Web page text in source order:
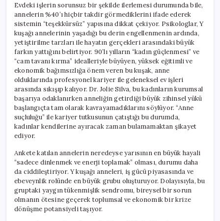
Evdeki işlerin sorunsuz bir şekilde ilerlemesi durumunda bile,
annelerin %40’ı hiçbir takdir görmediklerini ifade ederek
sistemin “teşekkürsüz” yapısına dikkat çekiyor. Psikologlar, Y
kuşağı annelerinin yaşadığı bu derin engellenmenin ardında,
yetiştirilme tarzları ile hayatın gerçekleri arasındaki büyük
farkın yattığını belirtiyor. 90’lı yılların “kadın güçlenmesi” ve
“cam tavanı kırma” idealleriyle büyüyen, yüksek eğitimli ve
ekonomik bağımsızlığa önem veren bu kuşak, anne
olduklarında profesyonel kariyer ile geleneksel ev işleri
arasında sıkışıp kalıyor. Dr. Jolie Silva, bu kadınların kurumsal
başarıya odaklanırken anneliğin getirdiği büyük zihinsel yükü
başlangıçta tam olarak kavrayamadıklarını söylüyor. “Anne
suçluluğu” ile kariyer tutkusunun çatıştığı bu durumda,
kadınlar kendilerine ayıracak zaman bulamamaktan şikayet
ediyor.
Ankete katılan annelerin neredeyse yarısının en büyük hayali
“sadece dinlenmek ve enerji toplamak” olması, durumu daha
da ciddileştiriyor. Y kuşağı anneleri, iş gücü piyasasında ve
ebeveynlik rolünde en büyük grubu oluşturuyor. Dolayısıyla, bu
gruptaki yaygın tükenmişlik sendromu, bireysel bir sorun
olmanın ötesine geçerek toplumsal ve ekonomik bir krize
dönüşme potansiyeli taşıyor.